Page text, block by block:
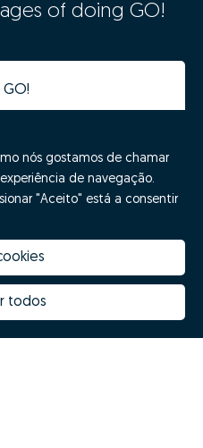
of doing GO!
GO!
Zome Innovation
Hubs Zome
nós gostamos de chamar
de navegação.
"Aceito" está a consentir
todos